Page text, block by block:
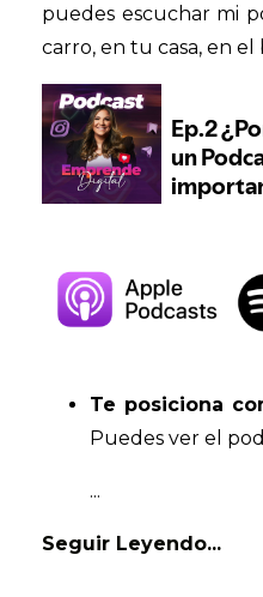
puedes escuchar mi
carro, en tu casa, en el
Te posiciona
Puedes ver el
...
Seguir Leyendo...